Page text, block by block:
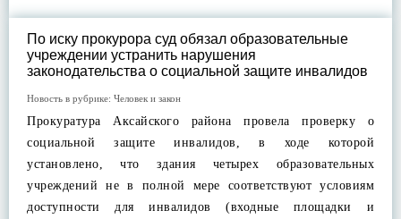
По иску прокурора суд обязал образовательные
учреждении устранить нарушения
законодательства о социальной защите инвалидов
Новость в рубрике: Человек и закон
Прокуратура Аксайского района провела проверку о
социальной защите инвалидов, в ходе которой
установлено, что здания четырех образовательных
учреждений не в полной мере соответствуют условиям
доступности для инвалидов (входные площадки и